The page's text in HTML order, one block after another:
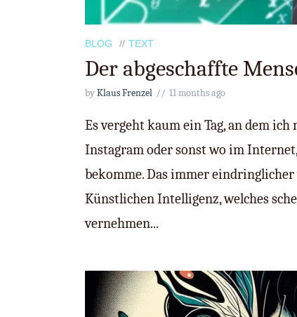
BLOG TEXT
Der abgeschaffte
byKlaus Frenzel 11 months ago
Es vergeht kaum ein Tag, an dem
Instagram oder sonst wo im
bekomme. Das immer
Künstlichen Intelligenz, welches
vernehmen...